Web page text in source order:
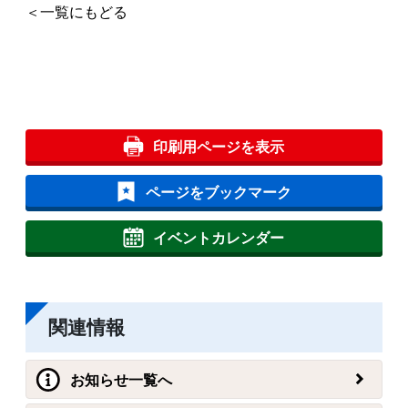
＜一覧にもどる
印刷用ページを表示
ページをブックマーク
イベントカレンダー
関連情報
お知らせ一覧へ